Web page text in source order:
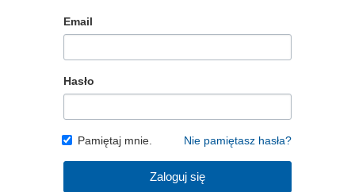
Email
Hasło
Pamiętaj mnie. Nie pamiętasz hasła?
Zaloguj się